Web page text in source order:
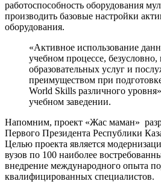
работоспособность оборудования
производить базовые настройки
оборудования.
«Активное использование
учебном процессе, безусловно,
образовательных услуг и
преимуществом при
World Skills различного
учебном заведении.
Напомним, проект «Жас маман»
Первого Президента Республики
Целью проекта является
вузов по 100 наиболее
внедрение международного опыта
квалифицированных специалистов.